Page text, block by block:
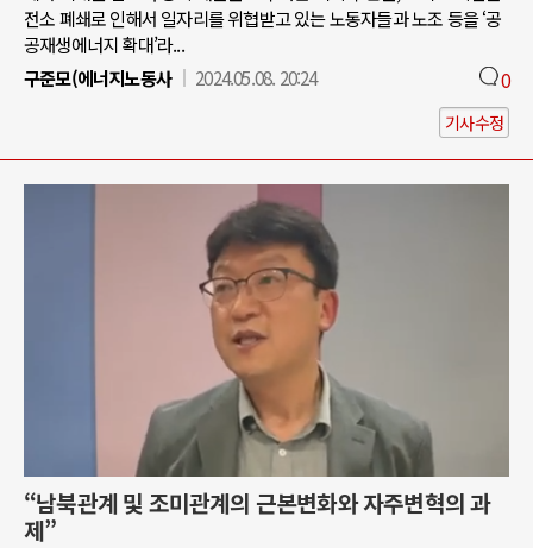
전소 폐쇄로 인해서 일자리를 위협받고 있는 노동자들과 노조 등을 ‘공
공재생에너지 확대’라...
구준모(에너지노동사
2024.05.08. 20:24 0
기사수정
“남북관계 및 조미관계의 근본변화와 자주변혁의 과
제”